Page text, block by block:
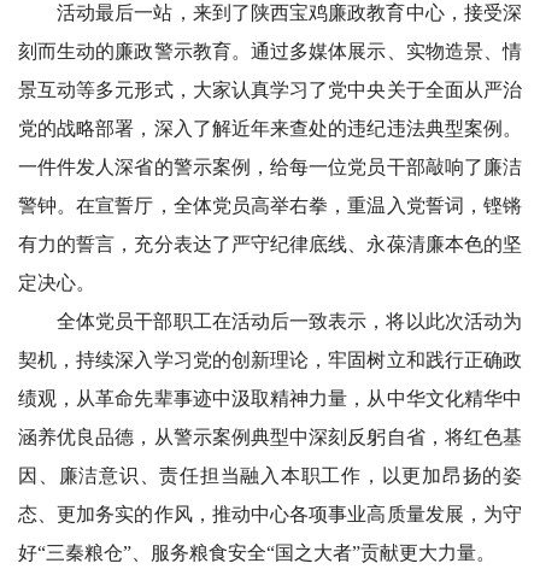
活动最后一站，来到了陕西宝鸡廉政教育中心，接受深
刻而生动的廉政警示教育。通过多媒体展示、实物造景、情
景互动等多元形式，大家认真学习了党中央关于全面从严治
党的战略部署，深入了解近年来查处的违纪违法典型案例。
一件件发人深省的警示案例，给每一位党员干部敲响了廉洁
警钟。在宣誓厅，全体党员高举右拳，重温入党誓词，铿锵
有力的誓言，充分表达了严守纪律底线、永葆清廉本色的坚
定决心。
全体党员干部职工在活动后一致表示，将以此次活动为
契机，持续深入学习党的创新理论，牢固树立和践行正确政
绩观，从革命先辈事迹中汲取精神力量，从中华文化精华中
涵养优良品德，从警示案例典型中深刻反躬自省，将红色基
因、廉洁意识、责任担当融入本职工作，以更加昂扬的姿
态、更加务实的作风，推动中心各项事业高质量发展，为守
好“三秦粮仓”、服务粮食安全“国之大者”贡献更大力量。